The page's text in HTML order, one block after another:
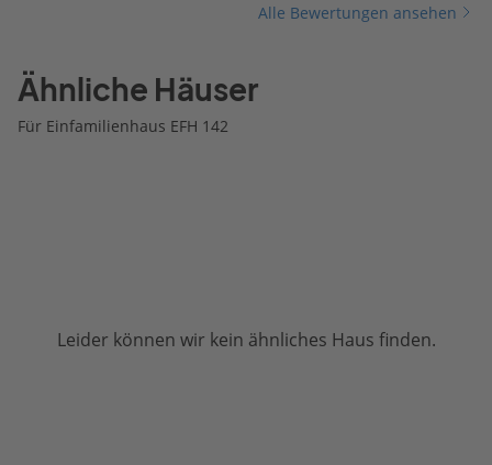
Alle Bewertungen ansehen
Ähnliche Häuser
Für Einfamilienhaus EFH 142
Leider können wir kein ähnliches Haus finden.